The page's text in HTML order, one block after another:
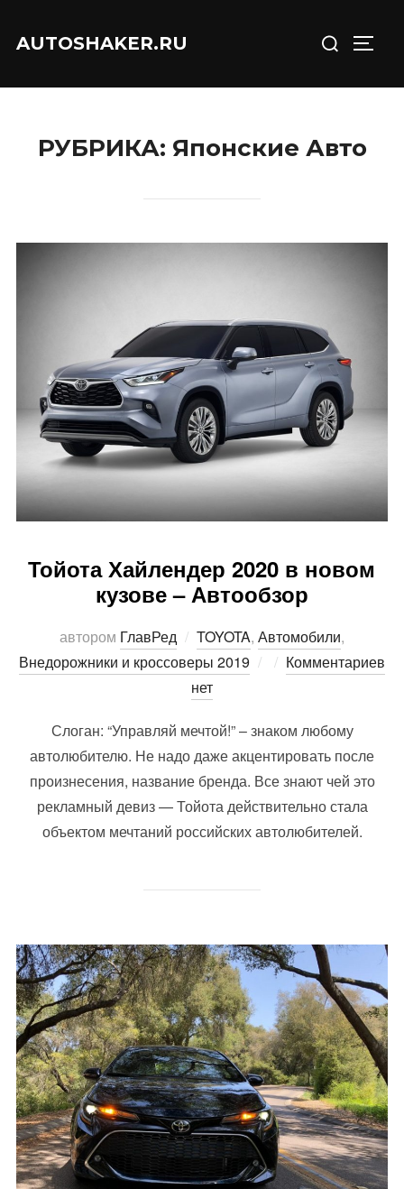
AUTOSHAKER.RU
РУБРИКА: Японские Авто
Тойота Хайлендер 2020 в новом
кузове – Автообзор
автором ГлавРед TOYOTA, Автомобили,
Внедорожники и кроссоверы 2019
Опубликовано
Комментариев
нет
Слоган: “Управляй мечтой!” – знаком любому
автолюбителю. Не надо даже акцентировать после
произнесения, название бренда. Все знают чей это
рекламный девиз — Тойота действительно стала
объектом мечтаний российских автолюбителей.